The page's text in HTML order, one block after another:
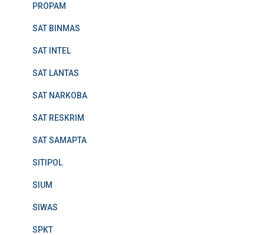
PROPAM
SAT BINMAS
SAT INTEL
SAT LANTAS
SAT NARKOBA
SAT RESKRIM
SAT SAMAPTA
SITIPOL
SIUM
SIWAS
SPKT